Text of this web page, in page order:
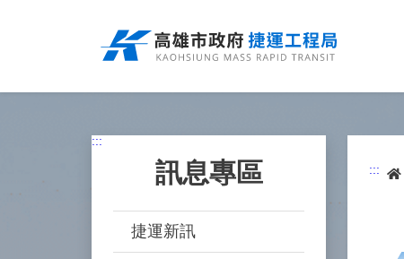
:::
訊息專區
捷運新訊
:::